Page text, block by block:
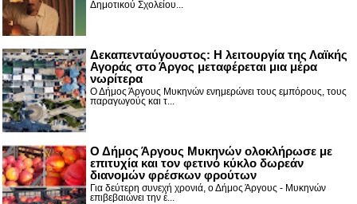
Δημοτικού Σχολείου...
Δεκαπενταύγουστος: H λειτουργία της Λαϊκής
Αγοράς στο Άργος μεταφέρεται μια μέρα
νωρίτερα
Ο Δήμος Άργους Μυκηνών ενημερώνει τους εμπόρους, τους
παραγωγούς και τ...
Ο Δήμος Άργους Μυκηνών ολοκλήρωσε με
επιτυχία και τον φετινό κύκλο δωρεάν
διανομών φρέσκων φρούτων
Για δεύτερη συνεχή χρονιά, ο Δήμος Άργους - Μυκηνών
επιβεβαιώνει την έ...